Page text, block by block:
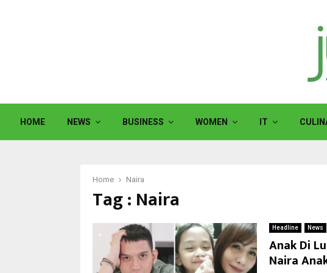
HOME NEWS BUSINESS WOMEN IT
Home Naira
Tag : Naira
Headline News
Anak Di
Naira